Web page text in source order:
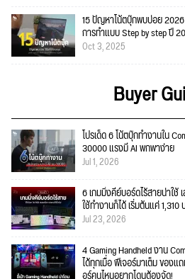
15 ปัญหาโน้ตบุ๊กพบบ่อย
การทำแบบ Step by step ปี
Oct 3, 2025
Buyer
โปรเด็ด 6 โน้ตบุ๊กทำงานใน
30000 แรงมี AI พกพาง่าย
Jul 1, 2026
6 เกมมิ่งคีย์บอร์ดไร้สายน่าใช้
ใช้ทำงานก็ได้ เริ่มต้นแค่ 1,310
Jul 23, 2026
4 Gaming Handheld งาน
ได้ทุกเมื่อ ฟีเจอร์มาเต็ม ของแ